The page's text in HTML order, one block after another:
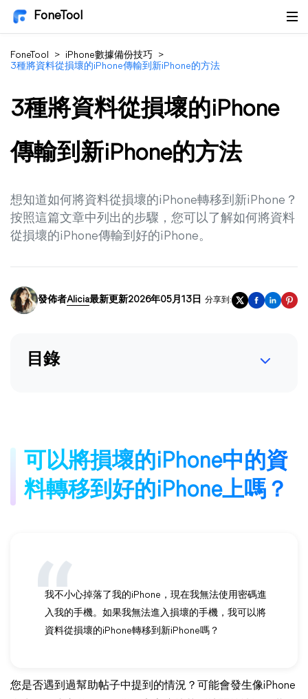
FoneTool
FoneTool > iPhone數據備份技巧
>
3種將資料從損壞的iPhone傳輸到新iPhone的方法
3種將資料從損壞的iPhone
傳輸到新iPhone的方法
想知道如何將資料從損壞的iPhone轉移到新iPhone？
按照這篇文章中列出的步驟，您可以了解如何將資料
從損壞的iPhone傳輸到好的iPhone。
發佈者Alicia最新更新2026年05月13日 分享到:
目錄
可以將損壞的iPhone中的資
料轉移到好的iPhone上嗎？
我不小心掉落了我的iPhone，現在我無法使用密碼進
入我的手機。如果我無法進入損壞的手機，我可以將
資料從損壞的iPhone轉移到新iPhone嗎？
您是否遇到過幫助帖子中提到的情況？可能會發生像iPhone